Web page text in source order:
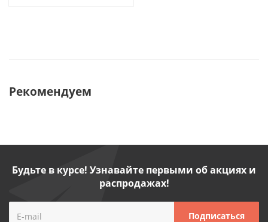
Рекомендуем
Будьте в курсе! Узнавайте первыми об акциях и
распродажах!